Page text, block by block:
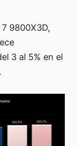
9800X3D,
3 al 5% en el